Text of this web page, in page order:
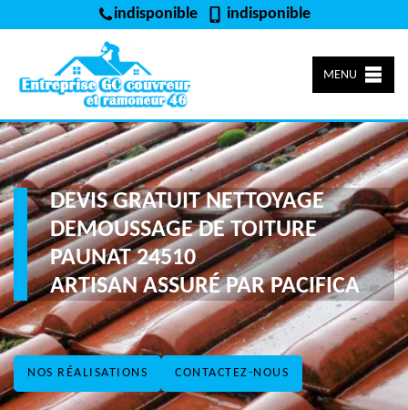
indisponible indisponible
MENU
NOS RÉALISATIONS CONTACTEZ-NOUS
DEVIS GRATUIT NETTOYAGE
DEMOUSSAGE DE TOITURE
PAUNAT 24510
ARTISAN ASSURÉ PAR PACIFICA